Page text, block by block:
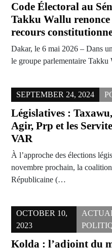
Code Électoral au
Takku Wallu
recours
Dakar, le 6 mai 2026 – Dans
le groupe parlementaire
SEPTEMBER 24, 2024
Législatives :
Agir, Prp et les
VAR
À l’approche des élections
novembre prochain, la
Républicaine (…
OCTOBER 10,
2023
Kolda : l’adjoint du